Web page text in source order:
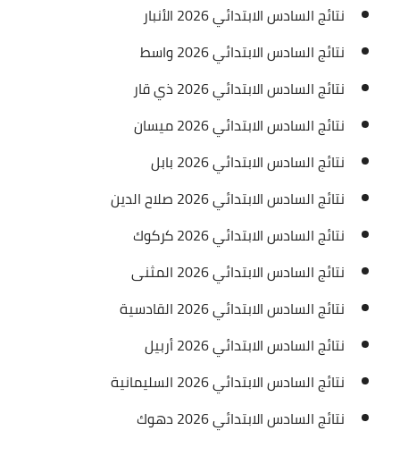
نتائج السادس الابتدائي 2026 الأنبار
نتائج السادس الابتدائي 2026 واسط
نتائج السادس الابتدائي 2026 ذي قار
نتائج السادس الابتدائي 2026 ميسان
نتائج السادس الابتدائي 2026 بابل
نتائج السادس الابتدائي 2026 صلاح الدين
نتائج السادس الابتدائي 2026 كركوك
نتائج السادس الابتدائي 2026 المثنى
نتائج السادس الابتدائي 2026 القادسية
نتائج السادس الابتدائي 2026 أربيل
نتائج السادس الابتدائي 2026 السليمانية
نتائج السادس الابتدائي 2026 دهوك